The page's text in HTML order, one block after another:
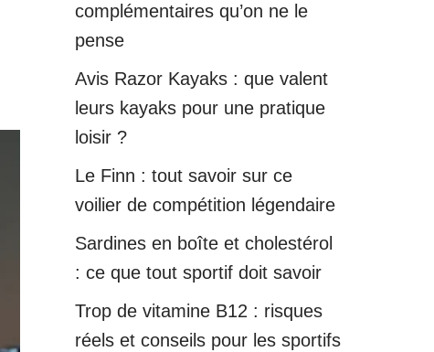
complémentaires qu’on ne le
pense
Avis Razor Kayaks : que valent
leurs kayaks pour une pratique
loisir ?
Le Finn : tout savoir sur ce
voilier de compétition légendaire
Sardines en boîte et cholestérol
: ce que tout sportif doit savoir
Trop de vitamine B12 : risques
réels et conseils pour les sportifs